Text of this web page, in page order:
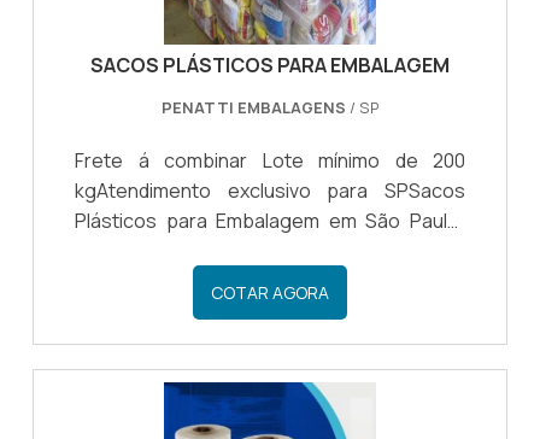
SACOS PLÁSTICOS PARA EMBALAGEM
PENATTI EMBALAGENS / SP
Frete á combinar Lote mínimo de 200
kgAtendimento exclusivo para SPSacos
Plásticos para Embalagem em São Paulo:
Produtos - Solicite um Orçamento
Agora!Texto SEO: Se você está em busca
de uma solução versátil e confiável para
embalar seus produtos em São Paulo,
temos a resposta ideal: os sacos plásticos
para embalagem. Apresentamos nossos
COTAR AGORA